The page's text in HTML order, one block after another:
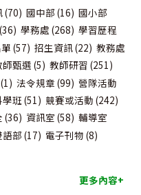
(70) 國中部 (16) 國小部
(36) 學務處 (268) 學習歷程
(57) 招生資訊(22) 教務處
師甄選 (5) 教師研習 (251)
(1) 法令規章 (99) 營隊活動
學班(51) 競賽或活動 (242)
(36) 資訊室 (58) 輔導室
語部 (17) 電子刊物 (8)
更多內容+